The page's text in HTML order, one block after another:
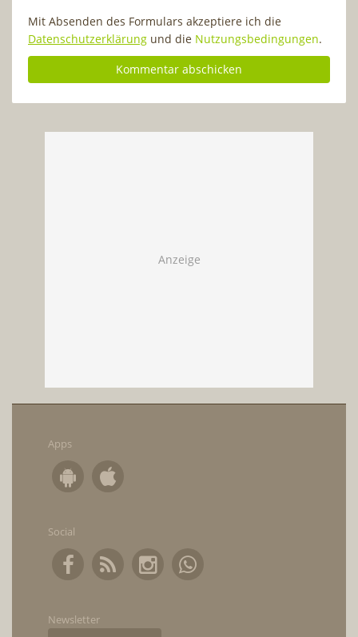
Mit Absenden des Formulars akzeptiere ich die
Datenschutzerklärung und die Nutzungsbedingungen.
Apps
Social
Newsletter